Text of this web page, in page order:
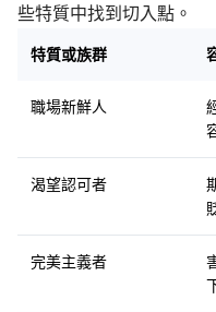
些特質中找到切入點。
特質或族群
職場新鮮人
渴望認可者
完美主義者